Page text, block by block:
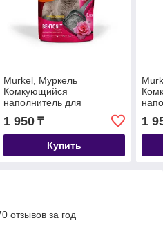
Murkel, Муркель
Комкующийся
наполнитель для
кошачьего туалета с
ароматом розы, уп. 5л (4
кг.)
1 950₸
Купить
(4
1
отзывов за год